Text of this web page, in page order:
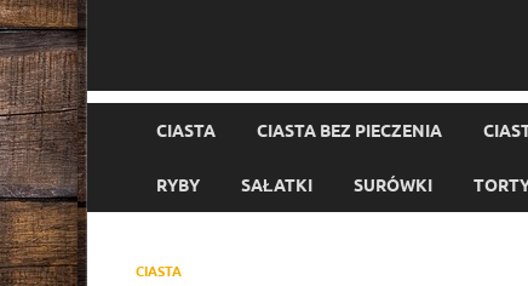
CIASTA CIASTA BEZ PIECZENIA
RYBY SAŁATKI SURÓWKI
CIASTA